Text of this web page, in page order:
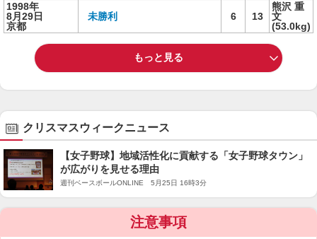
1998年
8月29日
京都
未勝利 6 13
熊沢 重
文
(53.0kg)
もっと見る
クリスマスウィークニュース
【女子野球】地域活性化に貢献する「女子野球タウン」
が広がりを見せる理由
週刊ベースボールONLINE 5月25日 16時3分
注意事項